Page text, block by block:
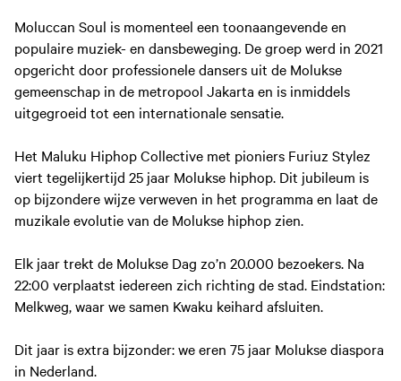
Moluccan Soul is momenteel een toonaangevende en
populaire muziek- en dansbeweging. De groep werd in 2021
opgericht door professionele dansers uit de Molukse
gemeenschap in de metropool Jakarta en is inmiddels
uitgegroeid tot een internationale sensatie.
Het Maluku Hiphop Collective met pioniers Furiuz Stylez
viert tegelijkertijd 25 jaar Molukse hiphop. Dit jubileum is
op bijzondere wijze verweven in het programma en laat de
muzikale evolutie van de Molukse hiphop zien.
Elk jaar trekt de Molukse Dag zo’n 20.000 bezoekers. Na
22:00 verplaatst iedereen zich richting de stad. Eindstation:
Melkweg, waar we samen Kwaku keihard afsluiten.
Dit jaar is extra bijzonder: we eren 75 jaar Molukse diaspora
in Nederland.